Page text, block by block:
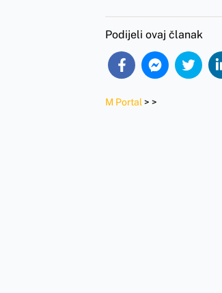
Podijeli ovaj članak
M Portal > >